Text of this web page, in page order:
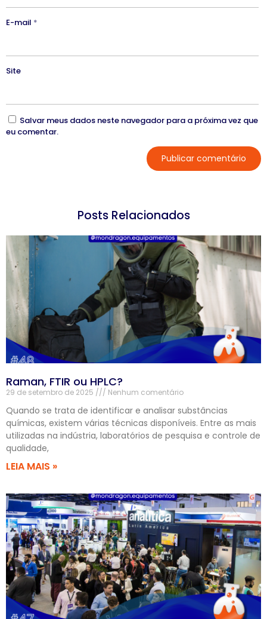
E-mail *
Site
Salvar meus dados neste navegador para a próxima vez que
eu comentar.
Posts Relacionados
Raman, FTIR ou HPLC?
29 de setembro de 2025 Nenhum comentário
Quando se trata de identificar e analisar substâncias
químicas, existem várias técnicas disponíveis. Entre as mais
utilizadas na indústria, laboratórios de pesquisa e controle de
qualidade,
LEIA MAIS »